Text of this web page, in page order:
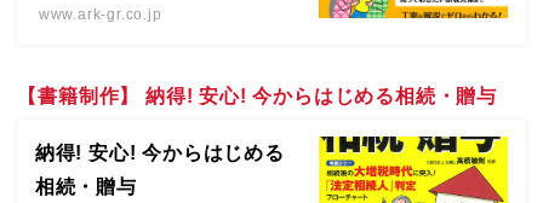
www.ark-gr.co.jp
【書籍制作】 納得! 安心! 今からはじめる相続・贈与
納得! 安心! 今からはじめる
相続・贈与